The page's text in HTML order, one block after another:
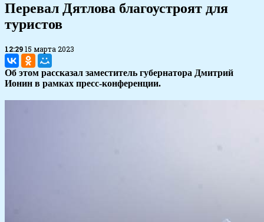
Перевал Дятлова благоустроят для
туристов
12:2915 марта 2023
Об этом рассказал заместитель губернатора Дмитрий
Ионин в рамках пресс-конференции.